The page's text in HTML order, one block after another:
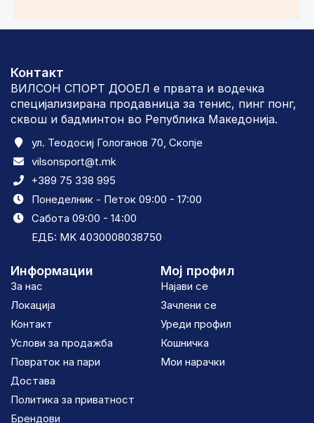
Контакт
ВИЛСОН СПОРТ ДООЕЛ е првата и водечка
специјализирана продавница за тенис, пинг понг,
сквош и бадминтон во Република Македонија.
ул. Теодосиј Гологанов 70, Скопје
vilsonsport@t.mk
+389 75 338 995
Понеделник - Петок 09:00 - 17:00
Сабота 09:00 - 14:00
ЕДБ: MK 4030008038750
Информации
За нас
Локација
Контакт
Услови за продажба
Повраток на пари
Достава
Политика за приватност
Брендови
Мој профил
Најави се
Зачлени се
Уреди профил
Кошничка
Мои нарачки